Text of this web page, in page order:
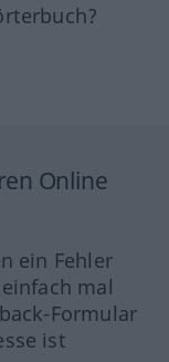
Online
ein Fehler
mal
Formular
ist